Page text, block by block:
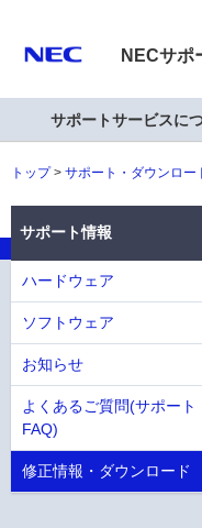
NECサポ
サポートサービスに
トップ サポート・ダウンロー
サポート情報
ハードウェア
ソフトウェア
お知らせ
よくあるご質問(サポート
FAQ)
修正情報・ダウンロード